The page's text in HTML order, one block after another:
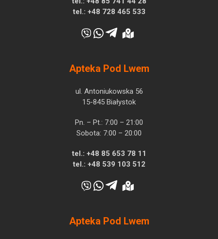
tel.: +48 728 465 533
Apteka Pod Lwem
ul. Antoniukowska 56
15-845 Białystok
Pn. – Pt.: 7:00 – 21:00
Sobota: 7:00 – 20:00
tel.: +48 85 653 78 11
tel.: +48 539 103 512
Apteka Pod Lwem